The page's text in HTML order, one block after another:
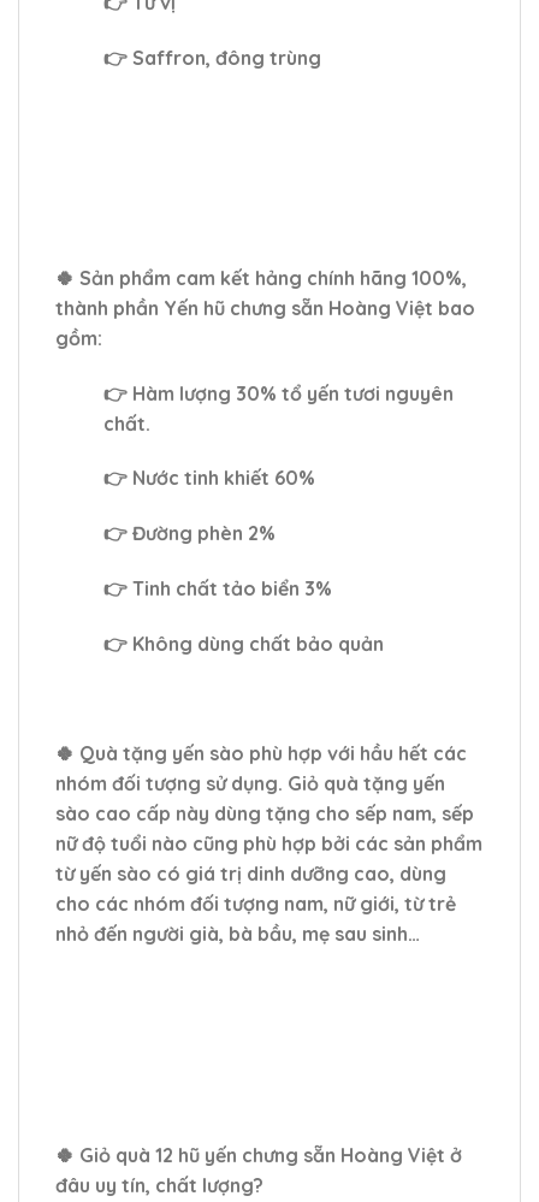
👉 Saffron, đông trùng
🍀 Sản phẩm cam kết hảng chính hãng 100%,
thành phần Yến hũ chưng sẵn Hoàng Việt bao
gồm:
👉 Hàm lượng 30% tổ yến tươi nguyên
chất.
👉 Nước tinh khiết 60%
👉 Đường phèn 2%
👉 Tinh chất tảo biển 3%
👉 Không dùng chất bảo quản
🍀 Quà tặng yến sào phù hợp với hầu hết các
nhóm đối tượng sử dụng. Giỏ quà tặng yến
sào cao cấp này dùng tặng cho sếp nam, sếp
nữ độ tuổi nào cũng phù hợp bởi các sản phẩm
từ yến sào có giá trị dinh dưỡng cao, dùng
cho các nhóm đối tượng nam, nữ giới, từ trẻ
nhỏ đến người già, bà bầu, mẹ sau sinh…
🍀 Giỏ quà 12 hũ yến chưng sẵn Hoàng Việt ở
đâu uy tín, chất lượng?